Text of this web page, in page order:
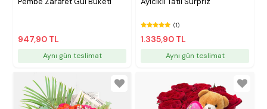
947,90 TL
Aynı gün teslimat
(1)
1.335,90 TL
Aynı gün teslimat